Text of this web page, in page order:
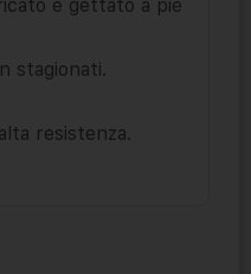
e gettato a piè
stagionati.
resistenza.